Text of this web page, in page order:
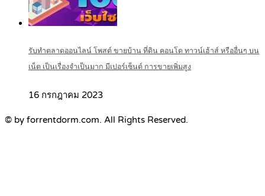
รับทำตลาดออนไลน์ โพสต์ ขายบ้าน ที่ดิน คอนโด ทาวน์เฮ้าส์ หรืออื่นๆ บน
เน็ต เป็นเรื่องจำเป็นมาก มีเปอร์เซ็นต์ การขายเพิ่มสูง
16 กรกฎาคม 2023
© by forrentdorm.com. All Rights Reserved.